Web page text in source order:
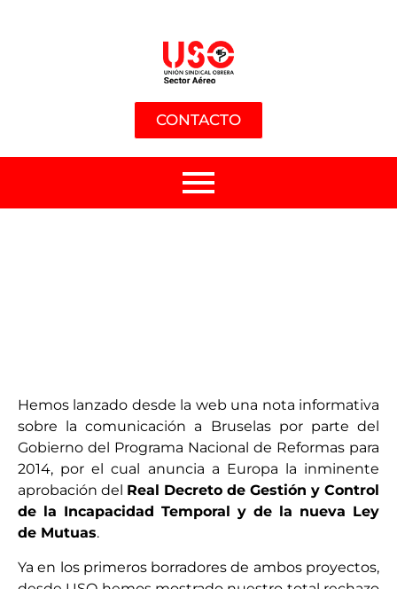
CONTACTO
Hemos lanzado desde la web una nota informativa
sobre la comunicación a Bruselas por parte del
Gobierno del Programa Nacional de Reformas para
2014, por el cual anuncia a Europa la inminente
aprobación del Real Decreto de Gestión y Control
de la Incapacidad Temporal y de la nueva Ley
de Mutuas.
Ya en los primeros borradores de ambos proyectos,